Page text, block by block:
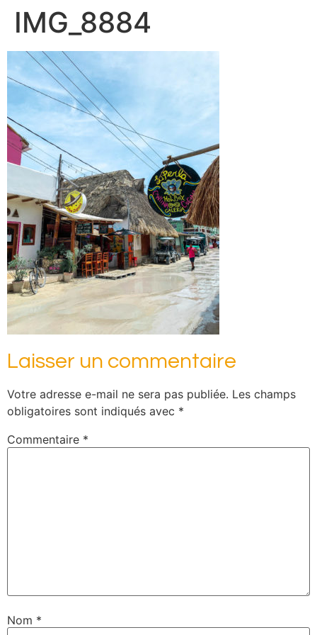
IMG_8884
Laisser un commentaire
Votre adresse e-mail ne sera pas publiée. Les champs
obligatoires sont indiqués avec *
Commentaire *
Nom *